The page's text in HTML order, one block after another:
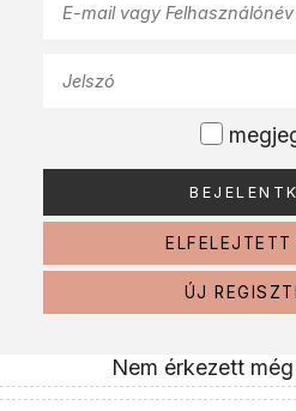
ÚJ
Nem érkezett